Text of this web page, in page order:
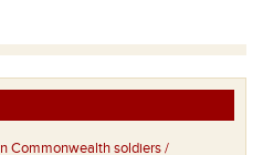
Commonwealth soldiers /